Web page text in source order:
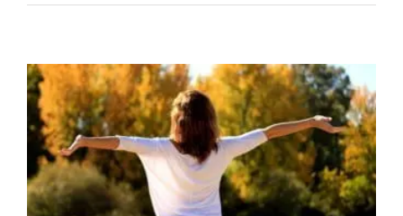
Você pode ser tomado pela plenitude de
Deus